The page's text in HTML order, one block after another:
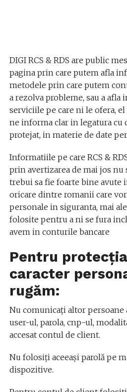
DIGI RCS & RDS are public
pagina prin care putem afla
metodele prin care putem
a rezolva probleme, sau a afla
serviciile pe care ni le ofera,
ne informa clar in legatura cu
protejat, in materie de date
Informatiile pe care RCS &
prin avertizarea de mai jos nu
trebui sa fie foarte bine avute
oricare dintre romanii care
personale in siguranta, mai
folosite pentru a ni se fura
avem in conturile bancare
Pentru
caracter
rugăm:
Nu comunicați altor persoane
user-ul, parola, cnp-ul,
accesat contul de client.
Nu folosiți aceeași parolă pe
dispozitive.